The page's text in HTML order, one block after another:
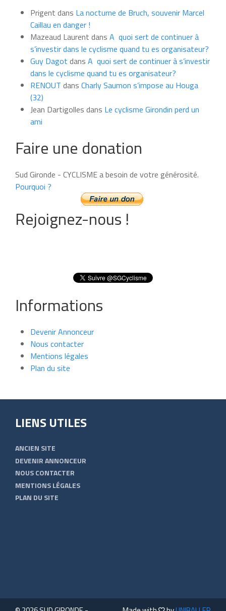
moisPrigent dans La nocturne de Bruch, souvenir Marcel
Caillau en danger !
Mazeaud Laurent dans A quoi sert de continuer à
s’investir dans le cyclisme quand tu es organisateur?
Guy Dagot dans A quoi sert de continuer à s’investir
dans le cyclisme quand tu es organisateur?
RENOUT dans Charly Saumon s’impose au Houga
(32)
Jean Dartigolles dans Le cyclisme Girondin perd un
ami
Faire une donation
Sud Gironde - CYCLISME a besoin de votre générosité.
Pourquoi ?
Rejoignez-nous !
Informations
Devenir Annonceur
Nous contacter
Mentions légales
Plan du site
LIENS UTILES
ANCIEN SITE
DEVENIR ANNONCEUR
NOUS CONTACTER
MENTIONS LÉGALES
PLAN DU SITE